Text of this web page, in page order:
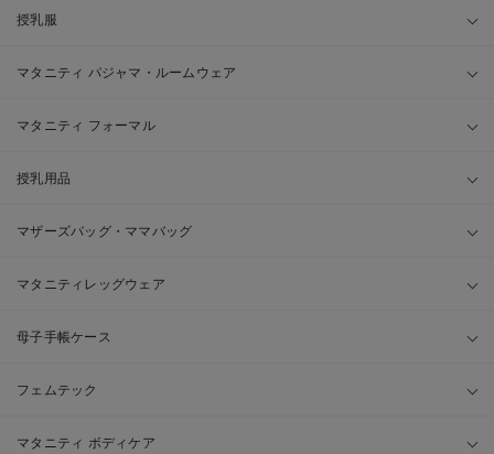
授乳服
マタニティ パジャマ・ルームウェア
マタニティ フォーマル
授乳用品
マザーズバッグ・ママバッグ
マタニティレッグウェア
母子手帳ケース
フェムテック
マタニティ ボディケア